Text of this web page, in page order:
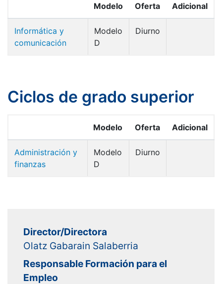
Modelo Oferta Adicional
Informática y
comunicación
Modelo
D
Diurno
Ciclos de grado superior
Modelo Oferta Adicional
Administración y
finanzas
Modelo
D
Diurno
Director/Directora
Olatz Gabarain Salaberria
Responsable Formación para el
Empleo